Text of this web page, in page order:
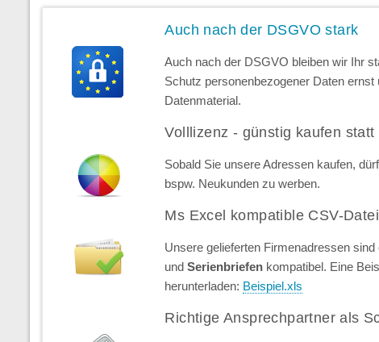
Auch nach der DSGVO stark
Auch nach der DSGVO bleiben wir Ihr
Schutz personenbezogener Daten
Datenmaterial.
Volllizenz - günstig kaufen statt
Sobald Sie unsere Adressen kaufen,
bspw. Neukunden zu werben.
Ms Excel kompatible CSV-Datei
Unsere gelieferten Firmenadressen
undSerienbriefen kompatibel. Eine
herunterladen: Beispiel.xls
Richtige Ansprechpartner als